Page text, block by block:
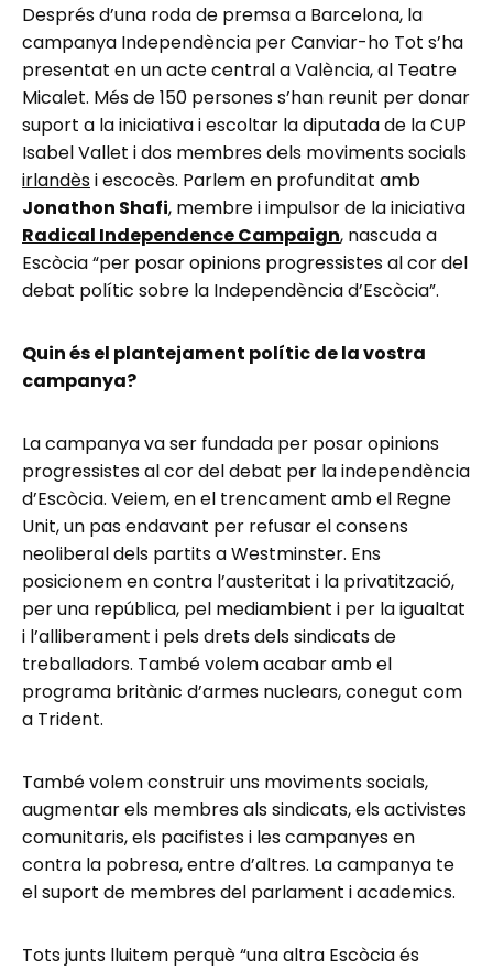
Després d’una roda de premsa a Barcelona, la
campanya Independència per Canviar-ho Tot s’ha
presentat en un acte central a València, al Teatre
Micalet. Més de 150 persones s’han reunit per donar
suport a la iniciativa i escoltar la diputada de la CUP
Isabel Vallet i dos membres dels moviments socials
irlandèsi escocès. Parlem en profunditat amb
Jonathon Shafi, membre i impulsor de la iniciativa
Radical Independence Campaign, nascuda a
Escòcia “per posar opinions progressistes al cor del
debat polític sobre la Independència d’Escòcia”.
Quin és el plantejament polític de la vostra
campanya?
La campanya va ser fundada per posar opinions
progressistes al cor del debat per la independència
d’Escòcia. Veiem, en el trencament amb el Regne
Unit, un pas endavant per refusar el consens
neoliberal dels partits a Westminster. Ens
posicionem en contra l’austeritat i la privatització,
per una república, pel mediambient i per la igualtat
i l’alliberament i pels drets dels sindicats de
treballadors. També volem acabar amb el
programa britànic d’armes nuclears, conegut com
a Trident.
També volem construir uns moviments socials,
augmentar els membres als sindicats, els activistes
comunitaris, els pacifistes i les campanyes en
contra la pobresa, entre d’altres. La campanya te
el suport de membres del parlament i academics.
Tots junts lluitem perquè “una altra Escòcia és